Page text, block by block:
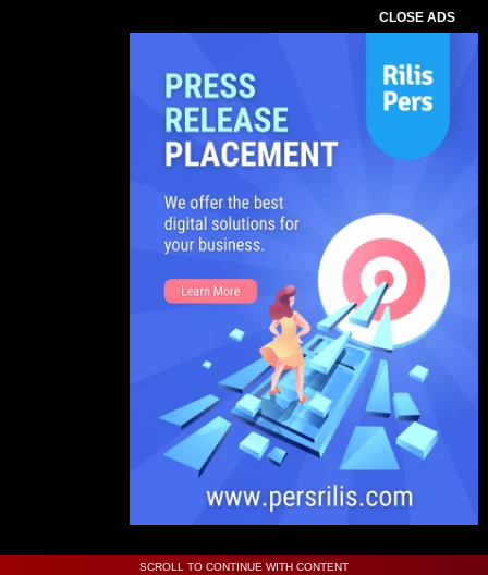
CLOSE ADS
SCROLL TO CONTINUE WITH CONTENT